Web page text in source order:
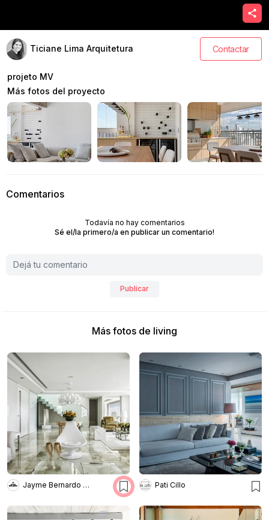
Ticiane Lima Arquitetura Contactar
projeto MV
Más fotos del proyecto
Comentarios
Todavía no hay comentarios
Sé el/la primero/a en publicar un comentario!
Publicar
Más fotos de living
Jayme Bernardo Arquitetura Pati Cillo